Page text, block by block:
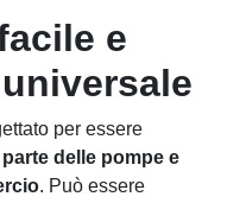
e
per essere
delle pompe e
. Può essere